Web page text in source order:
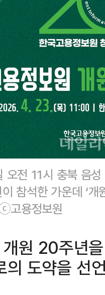
오전 11시 충북 음
참석한 가운데 ‘
고용정보원
원 20주년
의 도약을 선